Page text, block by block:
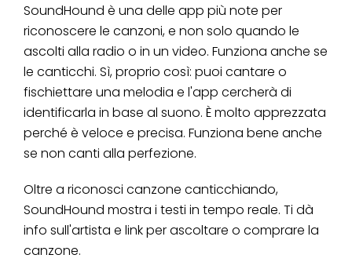
SoundHound è una delle app più note per
riconoscere le canzoni, e non solo quando le
ascolti alla radio o in un video. Funziona anche se
le canticchi. Sì, proprio così: puoi cantare o
fischiettare una melodia e l'app cercherà di
identificarla in base al suono. È molto apprezzata
perché è veloce e precisa. Funziona bene anche
se non canti alla perfezione.
Oltre a riconosci canzone canticchiando,
SoundHound mostra i testi in tempo reale. Ti dà
info sull'artista e link per ascoltare o comprare la
canzone.